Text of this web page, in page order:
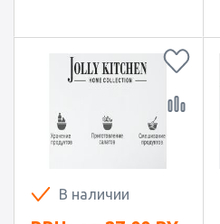
В наличии